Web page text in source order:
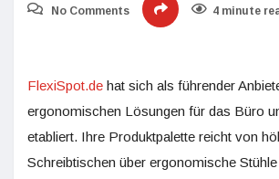
No Comments 4 minute
FlexiSpot.de hat sich als führender
ergonomischen Lösungen für das Büro
etabliert. Ihre Produktpalette reicht von
Schreibtischen über ergonomische